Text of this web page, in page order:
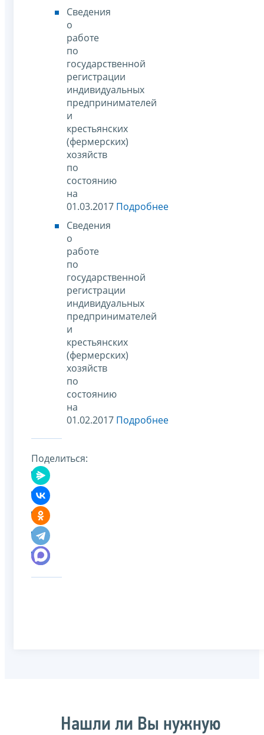
Сведения
о
работе
по
государственной
регистрации
индивидуальных
предпринимателей
и
крестьянских
(фермерских)
хозяйств
по
состоянию
на
01.03.2017 Подробнее
Сведения
о
работе
по
государственной
регистрации
индивидуальных
предпринимателей
и
крестьянских
(фермерских)
хозяйств
по
состоянию
на
01.02.2017 Подробнее
Поделиться:
Нашли ли Вы нужную